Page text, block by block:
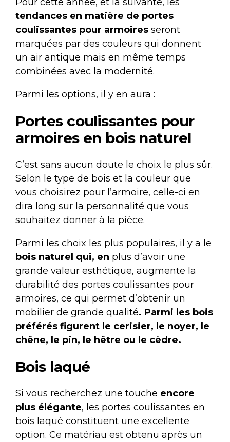
tendances en matière de portes
coulissantes pour armoires seront
marquées par des couleurs qui donnent
un air antique mais en même temps
combinées avec la modernité.
Parmi les options, il y en aura :
Portes coulissantes pour
armoires en bois naturel
C’est sans aucun doute le choix le plus sûr.
Selon le type de bois et la couleur que
vous choisirez pour l’armoire, celle-ci en
dira long sur la personnalité que vous
souhaitez donner à la pièce.
Parmi les choix les plus populaires, il y a le
bois naturel qui, en plus d’avoir une
grande valeur esthétique, augmente la
durabilité des portes coulissantes pour
armoires, ce qui permet d’obtenir un
mobilier de grande qualité. Parmi les bois
préférés figurent le cerisier, le noyer, le
chêne, le pin, le hêtre ou le cèdre.
Bois laqué
Si vous recherchez une touche encore
plus élégante, les portes coulissantes en
bois laqué constituent une excellente
option. Ce matériau est obtenu après un